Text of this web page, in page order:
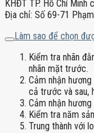
KHĐT TP. Hồ Chí Minh
Địa chỉ: Số 69-71 Phạm
Làm sao để chọn
Kiểm tra nhãn
nhãn mặt trước.
Cảm nhận
cả trước và sau,
Cảm nhận
Kiểm tra năm
Trung thành với